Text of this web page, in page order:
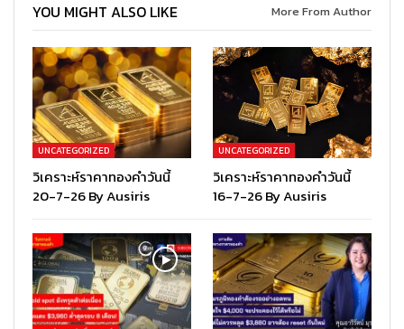
YOU MIGHT ALSO LIKE More From Author
UNCATEGORIZED
วิเคราะห์ราคาทองคำวันนี้
20-7-26 By Ausiris
UNCATEGORIZED
วิเคราะห์ราคาทองคำวันนี้
16-7-26 By Ausiris